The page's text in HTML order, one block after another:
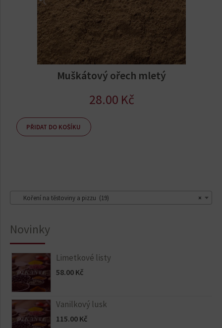
Muškátový ořech mletý
28.00 Kč
PŘIDAT DO KOŠÍKU
×
Koření na těstoviny a pizzu (19)
Novinky
Limetkové listy
58.00 Kč
Vanilkový lusk
115.00 Kč